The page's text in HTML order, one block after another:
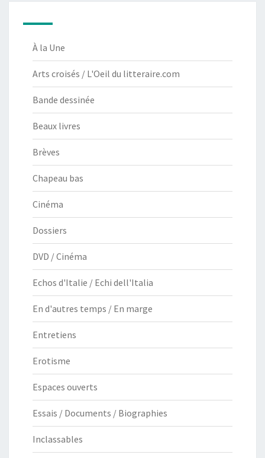
À la Une
Arts croisés / L'Oeil du litteraire.com
Bande dessinée
Beaux livres
Brèves
Chapeau bas
Cinéma
Dossiers
DVD / Cinéma
Echos d'Italie / Echi dell'Italia
En d'autres temps / En marge
Entretiens
Erotisme
Espaces ouverts
Essais / Documents / Biographies
Inclassables